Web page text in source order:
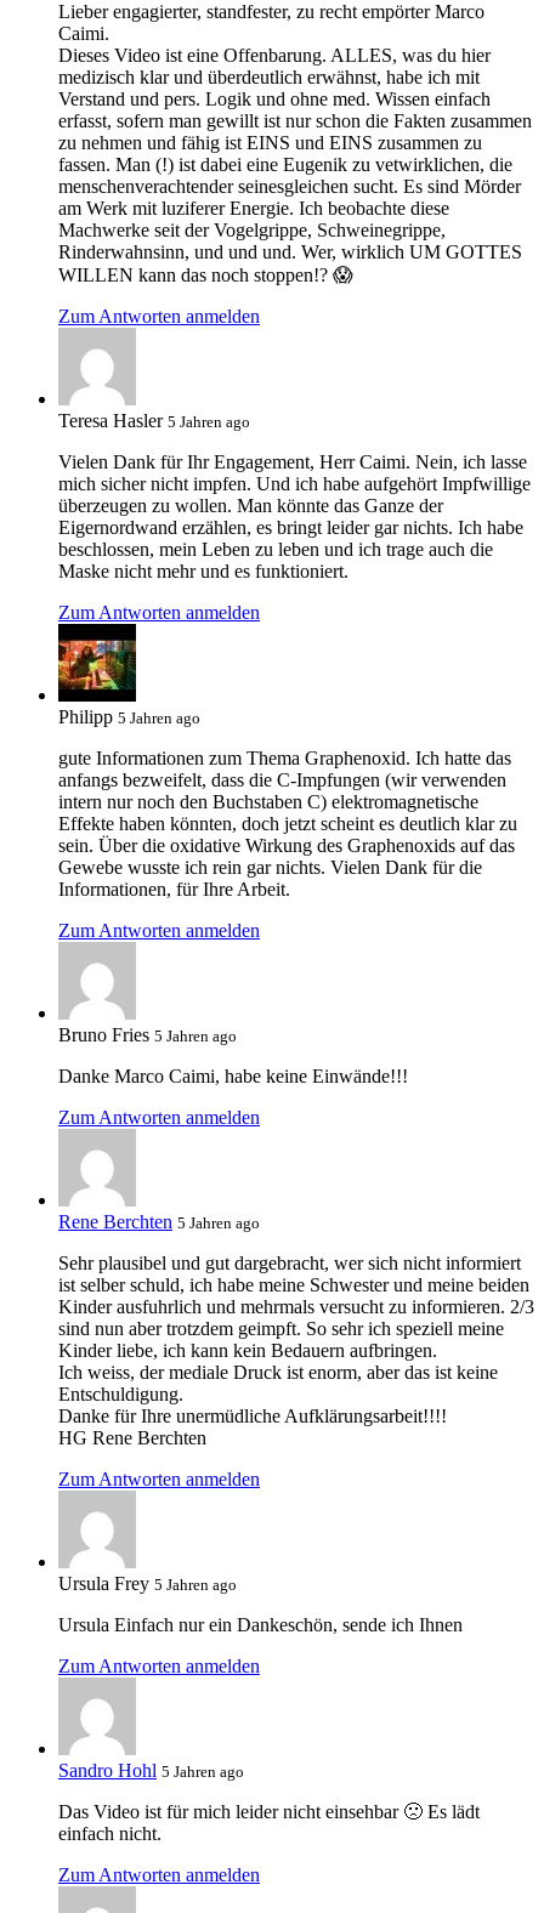
Lieber engagierter, standfester, zu recht empörter Marco
Caimi.
Dieses Video ist eine Offenbarung. ALLES, was du hier
medizisch klar und überdeutlich erwähnst, habe ich mit
Verstand und pers. Logik und ohne med. Wissen einfach
erfasst, sofern man gewillt ist nur schon die Fakten zusammen
zu nehmen und fähig ist EINS und EINS zusammen zu
fassen. Man (!) ist dabei eine Eugenik zu vetwirklichen, die
menschenverachtender seinesgleichen sucht. Es sind Mörder
am Werk mit luziferer Energie. Ich beobachte diese
Machwerke seit der Vogelgrippe, Schweinegrippe,
Rinderwahnsinn, und und und. Wer, wirklich UM GOTTES
WILLEN kann das noch stoppen!? 😱
Zum Antworten anmelden
Teresa Hasler 5 Jahren ago
Vielen Dank für Ihr Engagement, Herr Caimi. Nein, ich lasse
mich sicher nicht impfen. Und ich habe aufgehört Impfwillige
überzeugen zu wollen. Man könnte das Ganze der
Eigernordwand erzählen, es bringt leider gar nichts. Ich habe
beschlossen, mein Leben zu leben und ich trage auch die
Maske nicht mehr und es funktioniert.
Zum Antworten anmelden
Philipp 5 Jahren ago
gute Informationen zum Thema Graphenoxid. Ich hatte das
anfangs bezweifelt, dass die C-Impfungen (wir verwenden
intern nur noch den Buchstaben C) elektromagnetische
Effekte haben könnten, doch jetzt scheint es deutlich klar zu
sein. Über die oxidative Wirkung des Graphenoxids auf das
Gewebe wusste ich rein gar nichts. Vielen Dank für die
Informationen, für Ihre Arbeit.
Zum Antworten anmelden
Bruno Fries 5 Jahren ago
Danke Marco Caimi, habe keine Einwände!!!
Zum Antworten anmelden
Rene Berchten 5 Jahren ago
Sehr plausibel und gut dargebracht, wer sich nicht informiert
ist selber schuld, ich habe meine Schwester und meine beiden
Kinder ausfuhrlich und mehrmals versucht zu informieren. 2/3
sind nun aber trotzdem geimpft. So sehr ich speziell meine
Kinder liebe, ich kann kein Bedauern aufbringen.
Ich weiss, der mediale Druck ist enorm, aber das ist keine
Entschuldigung.
Danke für Ihre unermüdliche Aufklärungsarbeit!!!!
HG Rene Berchten
Zum Antworten anmelden
Ursula Frey 5 Jahren ago
Ursula Einfach nur ein Dankeschön, sende ich Ihnen
Zum Antworten anmelden
Sandro Hohl 5 Jahren ago
Das Video ist für mich leider nicht einsehbar 🙁 Es lädt
einfach nicht.
Zum Antworten anmelden